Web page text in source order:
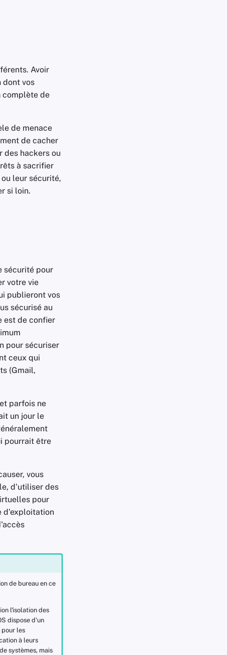
Avoir
dont vos
complète de
de menace
de cacher
des hackers ou
à sacrifier
leur sécurité,
si loin.
sécurité pour
votre vie
publieront vos
sécurisé au
est de confier
pour sécuriser
ceux qui
(Gmail,
parfois ne
un jour le
pourrait être
vous
d'utiliser des
pour
d'exploitation
de bureau en ce
l'isolation des
dispose d'un
les
à leurs
systèmes, mais